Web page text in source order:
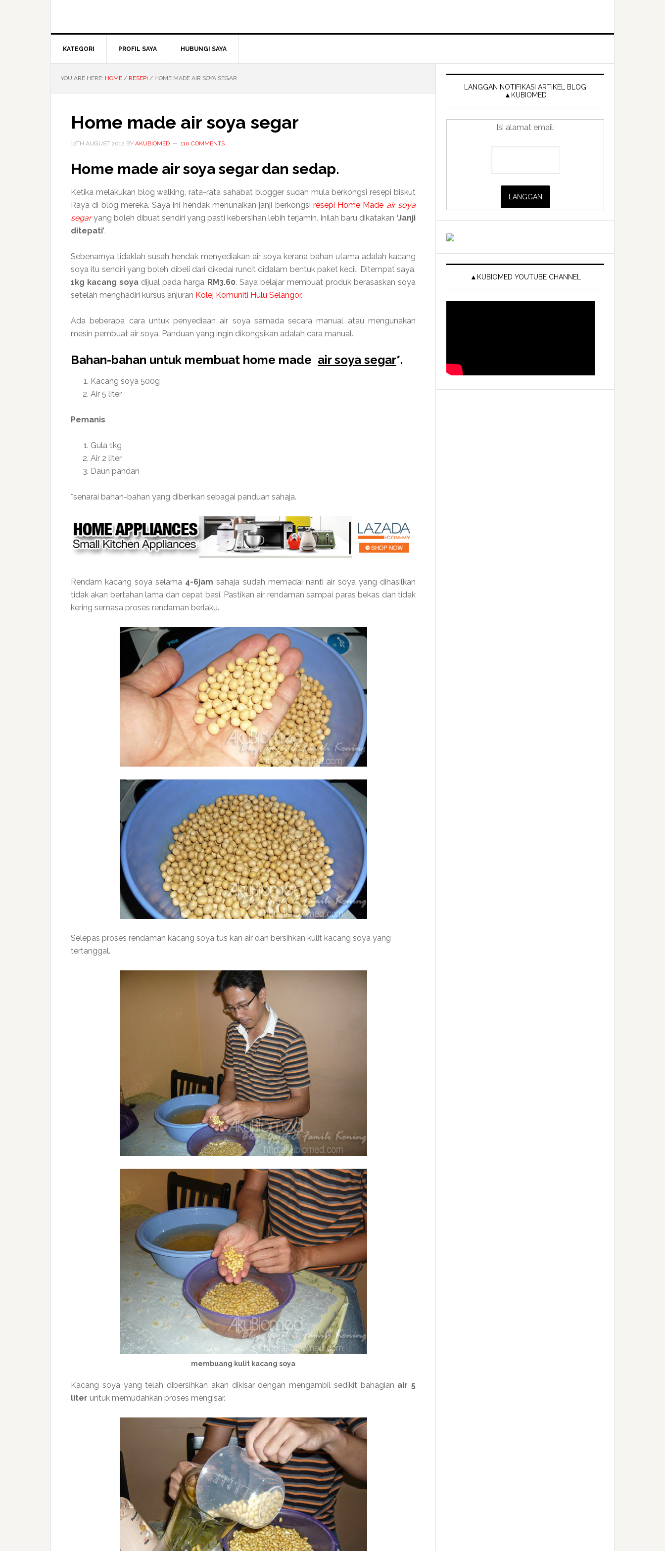
KATEGORI PROFIL SAYA HUBUNGI SAYA
YOU ARE HERE: HOME / RESEPI / HOME MADE AIR SOYA SEGAR
Home made air soya segar
12TH AUGUST 2012 BY AKUBIOMED 110 COMMENTS
Home made air soya segardan sedap.
Ketika melakukan blog walking, rata-rata sahabat blogger sudah mula berkongsi resepi biskut
Raya di blog mereka. Saya ini hendak menunaikan janji berkongsi resepi Home Made air soya
segaryang boleh dibuat sendiri yang pasti kebersihan lebih terjamin. Inilah baru dikatakan ‘Janji
ditepati’.
Sebenarnya tidaklah susah hendak menyediakan air soya kerana bahan utama adalah kacang
soya itu sendiri yang boleh dibeli dari dikedai runcit didalam bentuk paket kecil. Ditempat saya,
1kg kacang soya dijual pada harga RM3.60. Saya belajar membuat produk berasaskan soya
setelah menghadiri kursus anjuran Kolej Komuniti Hulu Selangor.
Ada beberapa cara untuk penyediaan air soya samada secara manual atau mengunakan
mesin pembuat air soya. Panduan yang ingin dikongsikan adalah cara manual.
Bahan-bahan untuk membuat home made air soya segar*.
Kacang soya 500g
Air 5 liter
Pemanis
Gula 1kg
Air 2 liter
Daun pandan
*senarai bahan-bahan yang diberikan sebagai panduan sahaja.
Rendam kacang soya selama 4-6jam sahaja sudah memadai nanti air soya yang dihasilkan
tidak akan bertahan lama dan cepat basi. Pastikan air rendaman sampai paras bekas dan tidak
kering semasa proses rendaman berlaku.
Selepas proses rendaman kacang soya tus kan air dan bersihkan kulit kacang soya yang
tertanggal.
membuang kulit kacang soya
Kacang soya yang telah dibersihkan akan dikisar dengan mengambil sedikit bahagian air 5
liter untuk memudahkan proses mengisar.
Primary
SidebarLANGGAN NOTIFIKASI ARTIKEL BLOG
▲KUBIOMED
Isi alamat email:
▲KUBIOMED YOUTUBE CHANNEL